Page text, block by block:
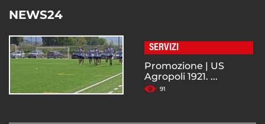
NEWS24
SERVIZI
Promozione | US
Agropoli 1921. ...
91